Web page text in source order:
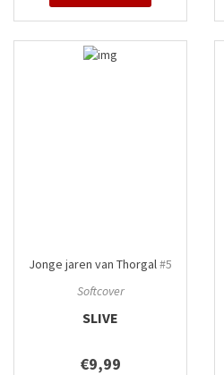
Jonge jaren van Thorgal#5
Softcover
SLIVE
€9,99